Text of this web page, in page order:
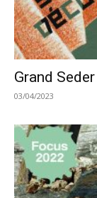
Grand
03/04/2023